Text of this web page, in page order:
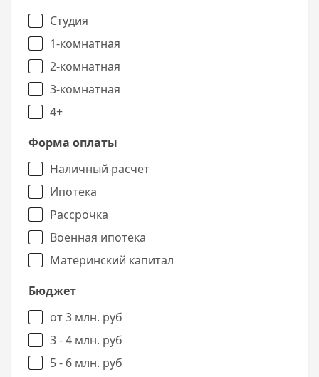
Студия
1-комнатная
2-комнатная
3-комнатная
4+
Форма оплаты
Наличный расчет
Ипотека
Рассрочка
Военная ипотека
Материнский капитал
Бюджет
от 3 млн. руб
3 - 4 млн. руб
5 - 6 млн. руб